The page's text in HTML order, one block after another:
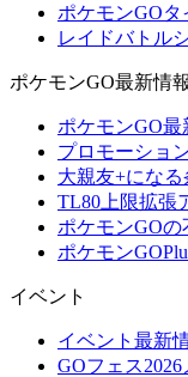
ポケモンGO
レイドバトル
ポケモンGO最新情報
ポケモンGO最
プロモーショ
大親友+にな
TL80上限拡張
ポケモンGOの
ポケモン
イベント
イベント最新
GOフェス